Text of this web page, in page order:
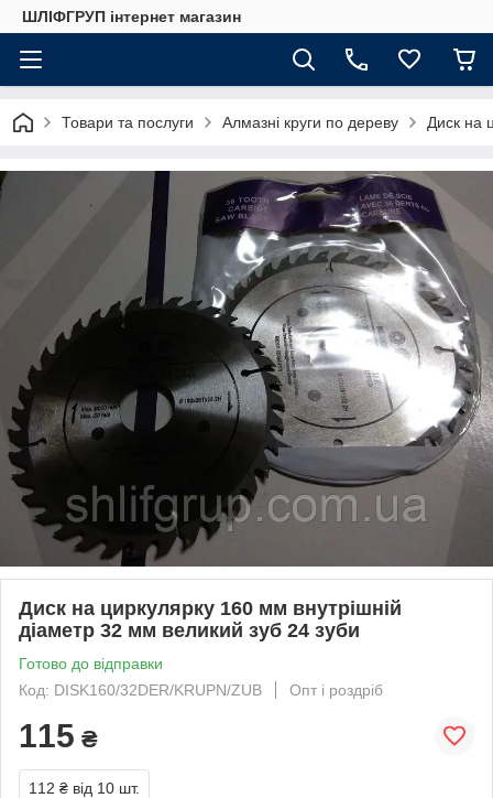
ШЛІФГРУП інтернет магазин
Товари та послуги Алмазні круги по дереву Диск на
Диск на циркулярку 160 мм внутрішній
діаметр 32 мм великий зуб 24 зуби
Готово до відправки
Код: DISK160/32DER/KRUPN/ZUB
Опт і роздріб
115 ₴
112 ₴ від 10 шт.